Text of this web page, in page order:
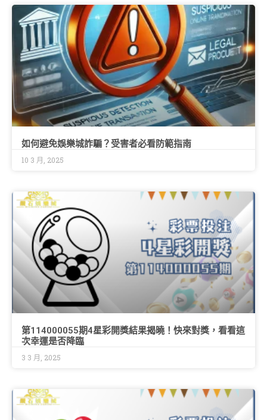
如何避免娛樂城詐騙？受害者必看防範指南
10 3 月, 2025
第114000055期4星彩開獎結果揭曉！快來對獎，看看這
次幸運是否降臨
3 3 月, 2025